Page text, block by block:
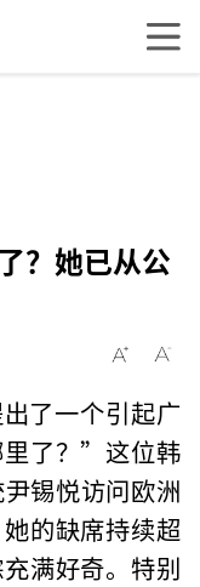
？她已从公
了一个引起广
了？”这位韩
锡悦访问欧洲
的缺席持续超
满好奇。特别